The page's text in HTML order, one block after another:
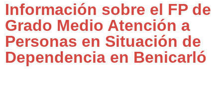
Información sobre el FP de
Grado Medio Atención a
Personas en Situación de
Dependencia en Benicarló